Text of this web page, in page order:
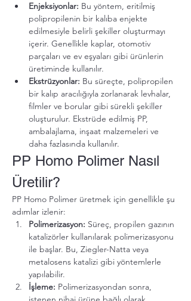
Enjeksiyonlar: Bu yöntem, eritilmiş
polipropilenin bir kalıba enjekte
edilmesiyle belirli şekiller oluşturmayı
içerir. Genellikle kaplar, otomotiv
parçaları ve ev eşyaları gibi ürünlerin
üretiminde kullanılır.
Ekstrüzyonlar: Bu süreçte, polipropilen
bir kalıp aracılığıyla zorlanarak levhalar,
filmler ve borular gibi sürekli şekiller
oluşturulur. Ekstrüde edilmiş PP,
ambalajlama, inşaat malzemeleri ve
daha fazlasında kullanılır.
PP Homo Polimer Nasıl
Üretilir?
PP Homo Polimer üretmek için genellikle şu
adımlar izlenir:
Polimerizasyon: Süreç, propilen gazının
katalizörler kullanılarak polimerizasyonu
ile başlar. Bu, Ziegler-Natta veya
metalosens katalizi gibi yöntemlerle
yapılabilir.
İşleme: Polimerizasyondan sonra,